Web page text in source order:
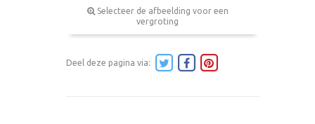
Selecteer de afbeelding voor een
vergroting
Deel deze pagina via: